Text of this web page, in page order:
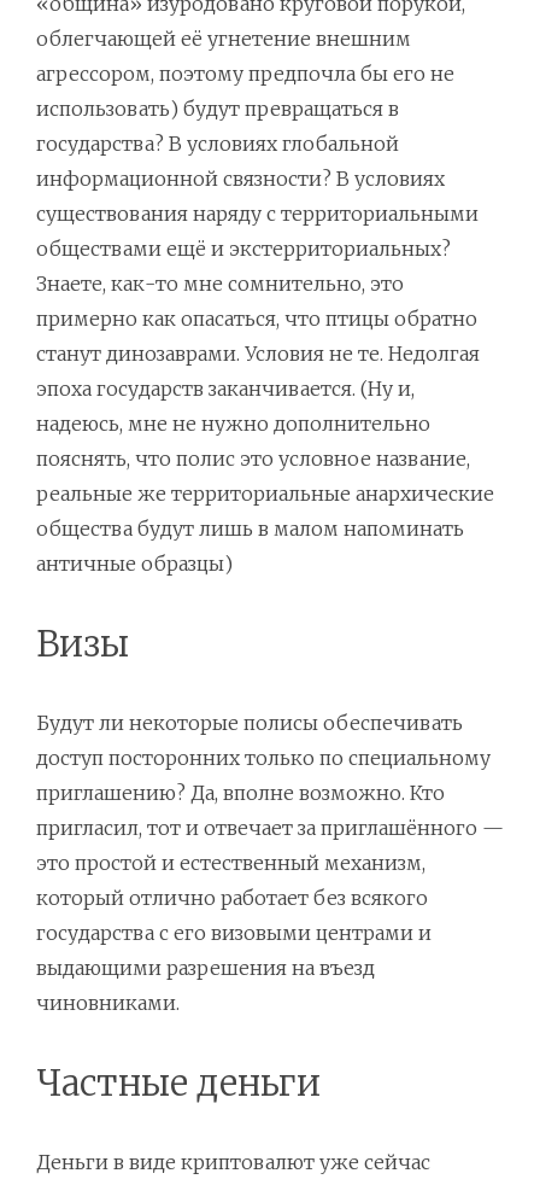
облегчающей её угнетение внешним
агрессором, поэтому предпочла бы его не
использовать) будут превращаться в
государства? В условиях глобальной
информационной связности? В условиях
существования наряду с территориальными
обществами ещё и экстерриториальных?
Знаете, как-то мне сомнительно, это
примерно как опасаться, что птицы обратно
станут динозаврами. Условия не те. Недолгая
эпоха государств заканчивается. (Ну и,
надеюсь, мне не нужно дополнительно
пояснять, что полис это условное название,
реальные же территориальные анархические
общества будут лишь в малом напоминать
античные образцы)
Визы
Будут ли некоторые полисы обеспечивать
доступ посторонних только по специальному
приглашению? Да, вполне возможно. Кто
пригласил, тот и отвечает за приглашённого —
это простой и естественный механизм,
который отлично работает без всякого
государства с его визовыми центрами и
выдающими разрешения на въезд
чиновниками.
Частные деньги
Деньги в виде криптовалют уже сейчас